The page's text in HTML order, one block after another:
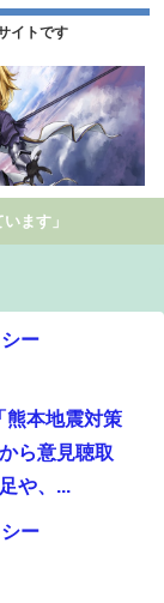
イトです
ます」
ー
熊本地震対策
ら意見聴取
や、...
ー